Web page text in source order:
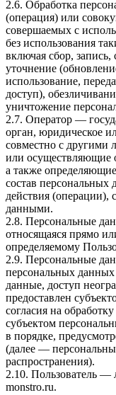
2.6. Обработка
(операция) или
совершаемых с
без использования
включая сбор,
уточнение
использование,
доступ),
уничтожение
2.7. Оператор —
орган, юридическое
совместно с другими
или осуществляющие
а также
состав
действия (операции),
данными.
2.8. Персональные
относящаяся прямо
определяемому
2.9. Персональные
персональных
данные, доступ
предоставлен
согласия на
субъектом
в порядке,
(далее —
распространения).
2.10. Пользователь —
monstro.ru.